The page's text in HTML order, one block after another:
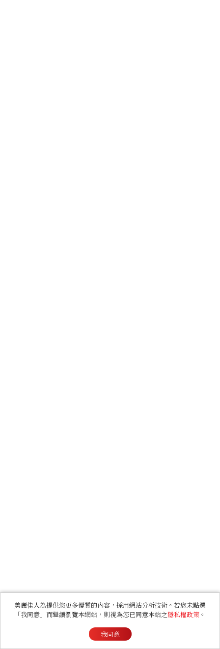
美麗佳人為提供您更多優質的內容，採用網站分析技術。若您未點選
「我同意」而繼續瀏覽本網站，則視為您已同意本站之隱私權政策 。
我同意